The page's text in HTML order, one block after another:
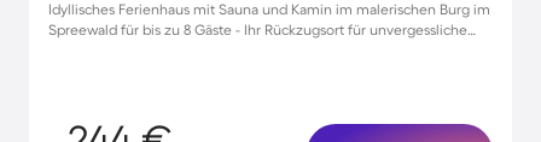
Idyllisches Ferienhaus mit Sauna und Kamin im malerischen Burg im
Spreewald für bis zu 8 Gäste - Ihr Rückzugsort für unvergessliche